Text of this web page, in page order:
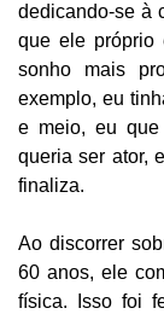
dedicando-se à
que ele próprio
sonho mais
exemplo, eu
e meio, eu
queria ser ator,
finaliza.
Ao discorrer
60 anos, ele
física. Isso foi